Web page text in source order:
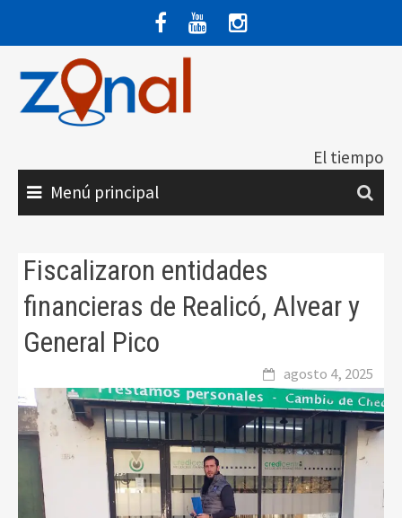
contenido
El tiempo
Menú principal
Fiscalizaron entidades
financieras de Realicó, Alvear y
General Pico
agosto 4, 2025